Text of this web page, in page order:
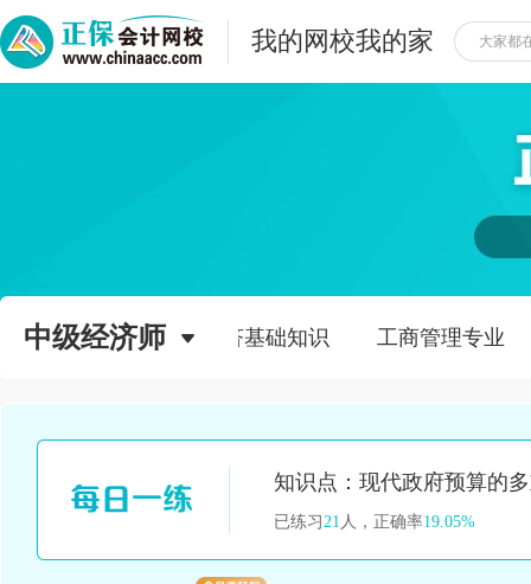
我的网校我的家
中级经济师中级经济基础知识 工商管理专业
已练习 21 人，正确率19.05%